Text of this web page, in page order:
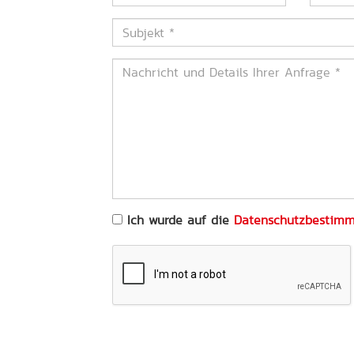
Subjekt
*
Nachricht
Ich wurde auf die